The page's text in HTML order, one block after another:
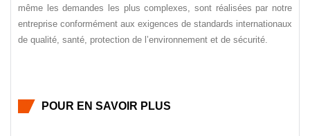
même les demandes les plus complexes, sont réalisées par notre
entreprise conformément aux exigences de standards internationaux
de qualité, santé, protection de l’environnement et de sécurité.
POUR EN SAVOIR PLUS